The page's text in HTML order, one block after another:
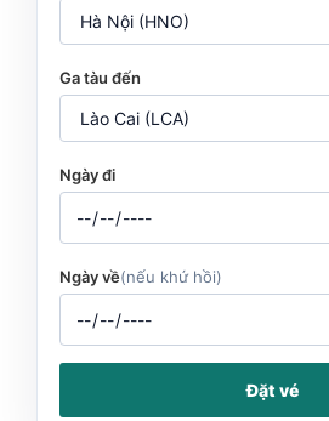
Ga tàu đến
Ngày đi
Ngày về(nếu khứ hồi)
Đặt vé